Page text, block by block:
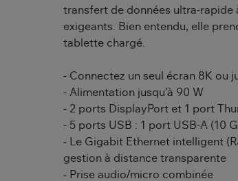
transfert de données ultra-rapide
exigeants. Bien entendu, elle
tablette chargé.
- Connectez un seul écran 8K ou
- Alimentation jusqu’à 90 W
- 2 ports DisplayPort et 1 port
- 5 ports USB : 1 port USB-A (10
- Le Gigabit Ethernet intelligent
gestion à distance transparente
- Prise audio/micro combinée